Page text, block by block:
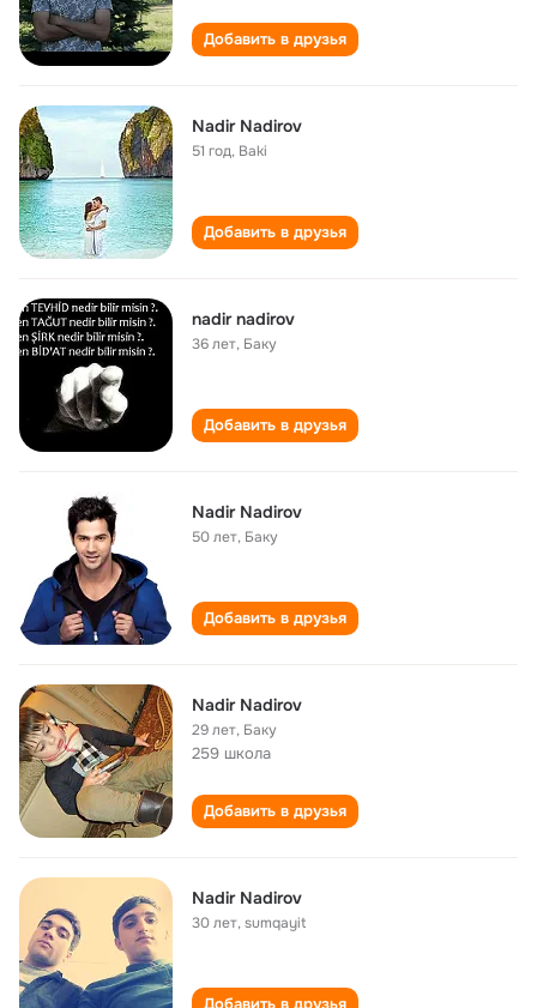
Добавить в друзья
Nadir Nadirov
51 год, Baki
Добавить в друзья
nadir nadirov
36 лет, Баку
Добавить в друзья
Nadir Nadirov
50 лет, Баку
Добавить в друзья
Nadir Nadirov
29 лет, Баку
259 школа
Добавить в друзья
Nadir Nadirov
30 лет,sumqayit
Добавить в друзья